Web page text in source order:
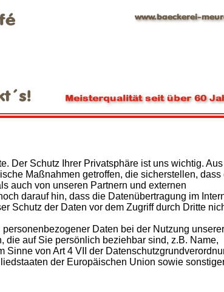
Der Schutz Ihrer Privatsphäre ist uns wichtig. Aus
Maßnahmen getroffen, die sicherstellen, dass
auch von unseren Partnern und externen
darauf hin, dass die Datenübertragung im
Schutz der Daten vor dem Zugriff durch Dritte
Daten bei der Nutzung unserer
auf Sie persönlich beziehbar sind, z.B. Name,
von Art 4 VII der
der Europäischen Union sowie